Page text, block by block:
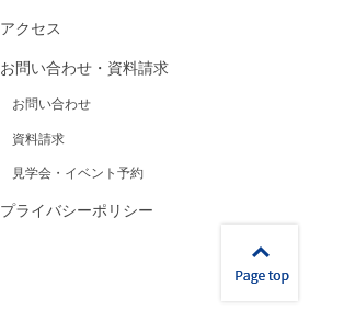
アクセス
お問い合わせ・資料請求
お問い合わせ
資料請求
見学会・イベント予約
プライバシーポリシー